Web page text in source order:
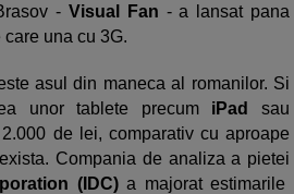
- Visual Fan - a lansat pana
una cu 3G.
asul din maneca al romanilor. Si
unor tablete precum iPad sau
de lei, comparativ cu aproape
Compania de analiza a pietei
(IDC)a majorat estimarile